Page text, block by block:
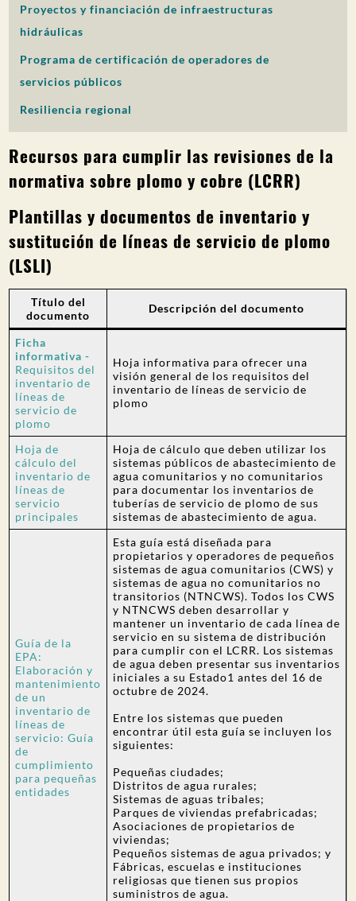
Proyectos y financiación de infraestructuras
hidráulicas
Programa de certificación de operadores de
servicios públicos
Resiliencia regional
Recursos para cumplir las revisiones de la
normativa sobre plomo y cobre (LCRR)
Plantillas y documentos de inventario y
sustitución de líneas de servicio de plomo
(LSLI)
Título del
documento
Descripción del documento
Ficha
informativa -
Requisitos del
inventario de
líneas de
servicio de
plomo
Hoja informativa para ofrecer una
visión general de los requisitos del
inventario de líneas de servicio de
plomo
Hoja de
cálculo del
inventario de
líneas de
servicio
principales
Hoja de cálculo que deben utilizar los
sistemas públicos de abastecimiento de
agua comunitarios y no comunitarios
para documentar los inventarios de
tuberías de servicio de plomo de sus
sistemas de abastecimiento de agua.
Guía de la
EPA:
Elaboración y
mantenimiento
de un
inventario de
líneas de
servicio: Guía
de
cumplimiento
para pequeñas
entidades
Esta guía está diseñada para
propietarios y operadores de pequeños
sistemas de agua comunitarios (CWS) y
sistemas de agua no comunitarios no
transitorios (NTNCWS). Todos los CWS
y NTNCWS deben desarrollar y
mantener un inventario de cada línea de
servicio en su sistema de distribución
para cumplir con el LCRR. Los sistemas
de agua deben presentar sus inventarios
iniciales a su Estado1 antes del 16 de
octubre de 2024.
Entre los sistemas que pueden
encontrar útil esta guía se incluyen los
siguientes:
Pequeñas ciudades;
Distritos de agua rurales;
Sistemas de aguas tribales;
Parques de viviendas prefabricadas;
Asociaciones de propietarios de
viviendas;
Pequeños sistemas de agua privados; y
Fábricas, escuelas e instituciones
religiosas que tienen sus propios
suministros de agua.